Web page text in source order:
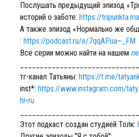
Послушать предыдущий эпизод
историй о заботе: https://
А также эпизод «Нормально же
: https://podcast.ru/e/7qqAPua~_FM
Все серии можно найти на нашем
тг-канал Татьяны: https://t.me/
inst*: https://www.instagram.com/
hl=ru
Этот подкаст создан студией Толк: